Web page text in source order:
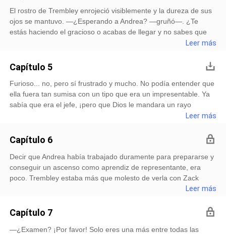
El rostro de Trembley enrojeció visiblemente y la dureza de sus
ojos se mantuvo. —¿Esperando a Andrea? —gruñó—. ¿Te
estás haciendo el gracioso o acabas de llegar y no sabes que
las relaciones interpersonales están prohibidas en esta
imitació
Leer más
Capítulo 5
Furioso... no, pero sí frustrado y mucho. No podía entender que
ella fuera tan sumisa con un tipo que era un impresentable. Ya
sabía que era el jefe, ¡pero que Dios le mandara un rayo
directamente a la cabeza si algún día él llegaba a comportarse
Leer más
Capítulo 6
Decir que Andrea había trabajado duramente para prepararse y
conseguir un ascenso como aprendiz de representante, era
poco. Trembley estaba más que molesto de verla con Zack
tanto tiempo, pero su primer intento por despedirlo también
coleg
Leer más
Capítulo 7
—¿Examen? ¡Por favor! Solo eres una más entre todas las